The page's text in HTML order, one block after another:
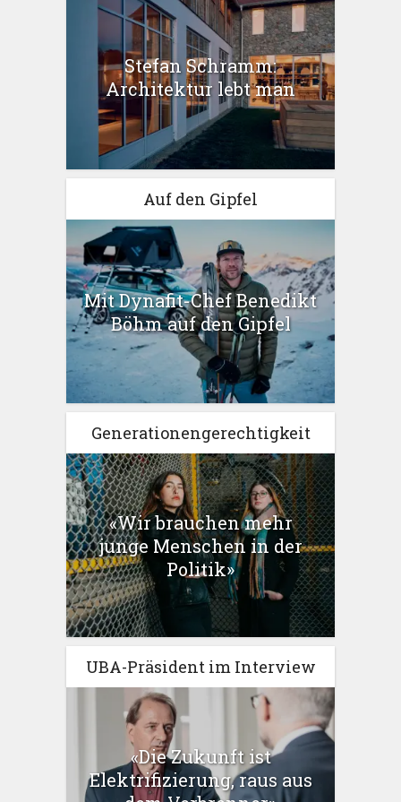
Stefan Schramm:
Architektur lebt man
Auf den Gipfel
Mit Dynafit-Chef Benedikt
Böhm auf den Gipfel
Generationengerechtigkeit
«Wir brauchen mehr
junge Menschen in der
Politik»
UBA-Präsident im Interview
«Die Zukunft ist
Elektrifizierung, raus aus